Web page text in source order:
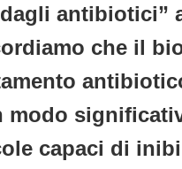
antibiotici”
che il
modo
capaci di